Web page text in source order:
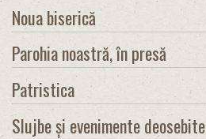
Noua biserică
Parohia noastră, în presă
Patristica
Slujbe și evenimente deosebite